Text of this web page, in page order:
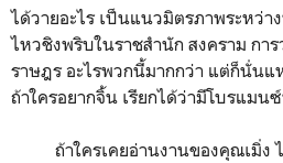
ได้วายอะไร เป็นแนวมิตรภาพระหว่า
ไหวชิงพริบในราชสำนัก สงคราม กา
ราษฎร อะไรพวกนี้มากกว่า แต่ก็นั่นแ
ถ้าใครอยากจิ้น เรียกได้ว่ามีโบรแมน
ถ้าใครเคยอ่านงานของคุณเมิ่ง ไ